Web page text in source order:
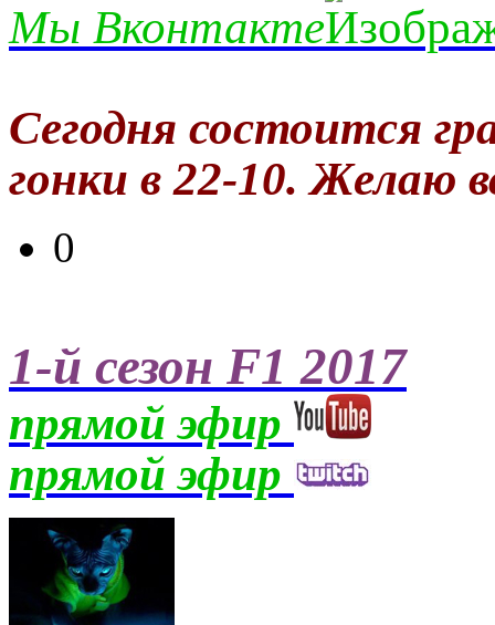
Мы Вконтакте
Сегодня состоится
гонки в 22-10. Желаю
0
1-й сезон F1 2017
прямой эфир
прямой эфир